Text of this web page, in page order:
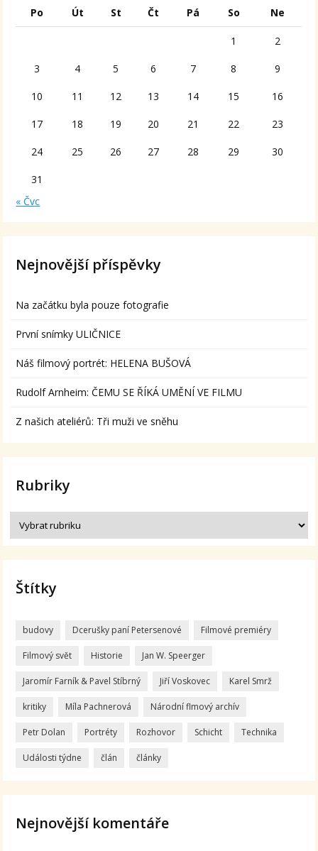
Po Út St Čt Pá So Ne
1 2
3 4 5 6 7 8 9
10 11 12 13 14 15 16
17 18 19 20 21 22 23
24 25 26 27 28 29 30
31
« Čvc
Nejnovější příspěvky
Na začátku byla pouze fotografie
První snímky ULIČNICE
Náš filmový portrét: HELENA BUŠOVÁ
Rudolf Arnheim: ČEMU SE ŘÍKÁ UMĚNÍ VE FILMU
Z našich ateliérů: Tři muži ve sněhu
Rubriky
Štítky
budovy Dcerušky paní Petersenové Filmové premiéry
Filmový svět Historie Jan W. Speerger
Jaromír Farník & Pavel Stíbrný Jiří Voskovec Karel Smrž
kritiky Míla Pachnerová Národní flmový archív
Petr Dolan Portréty Rozhovor Schicht Technika
Události týdne člán články
Nejnovější komentáře